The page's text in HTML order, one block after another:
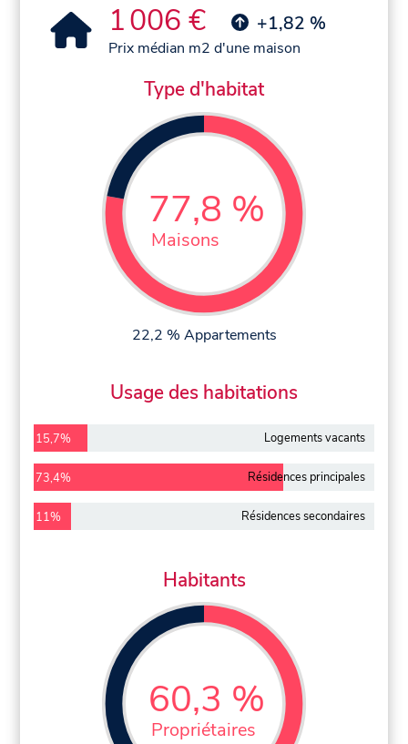
1 006 € +1,82 %
Prix médian m2 d'une maison
Type d'habitat
77,8 %
Maisons
22,2 % Appartements
Usage des habitations
15,7% Logements vacants
73,4% Résidences principales
11% Résidences secondaires
Habitants
60,3 %
Propriétaires